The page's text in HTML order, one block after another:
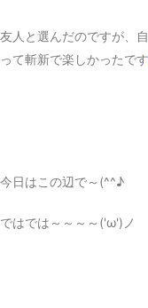
友人と選んだのですが、
って斬新で楽しかったです
今日はこの辺で～(^^♪
ではでは～～～～('ω')ノ